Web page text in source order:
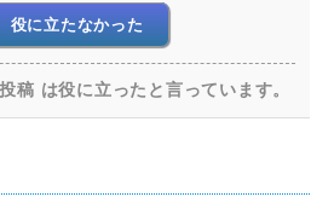
役に立たなかった
稿 は役に立ったと言っています。